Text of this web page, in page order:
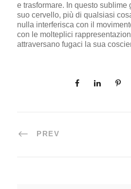
e trasformare. In questo sublime
suo cervello, più di qualsiasi
nulla interferisca con il
con le molteplici
attraversano fugaci la sua
PREV